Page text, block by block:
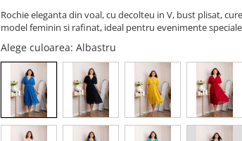
Rochie eleganta din voal, cu decolteu in V, bust plisat,
model feminin si rafinat, ideal pentru evenimente
Alege culoarea: Albastru